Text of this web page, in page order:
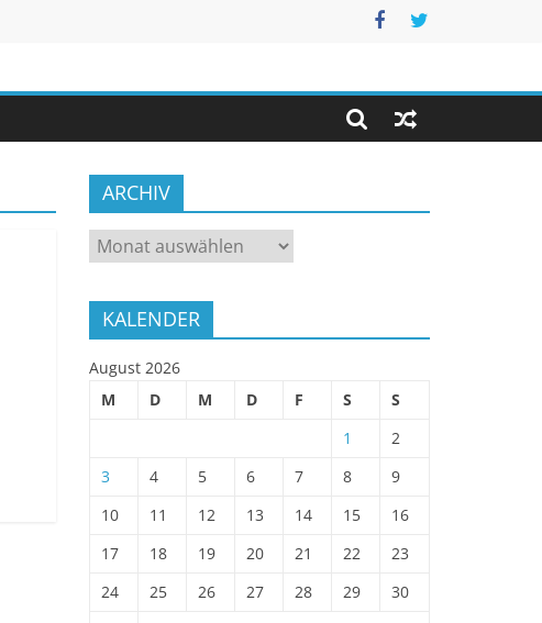
ARCHIV
ARCHIV
KALENDER
August 2026
M
D M D F S
S
1
2
3
4 5 6 7 8
9
10
11 12 13 14 15
16
17
18 19 20 21 22
23
24
25 26 27 28 29
30